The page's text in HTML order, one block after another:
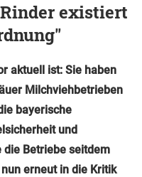
existiert
aktuell ist: Sie haben
Milchviehbetrieben
bayerische
und
Betriebe seitdem
erneut in die Kritik